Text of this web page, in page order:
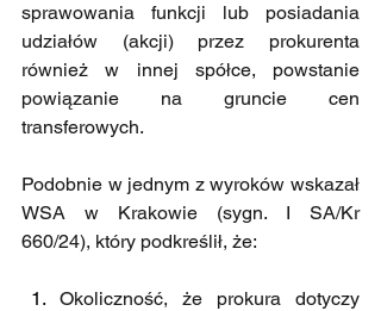
sprawowania funkcji lub posiadania
udziałów (akcji) przez prokurenta
również w innej spółce, powstanie
powiązanie na gruncie cen
transferowych.
Podobnie w jednym z wyroków wskazał
WSA w Krakowie (sygn. I SA/Kr
660/24), który podkreślił, że:
Okoliczność, że prokura dotyczy